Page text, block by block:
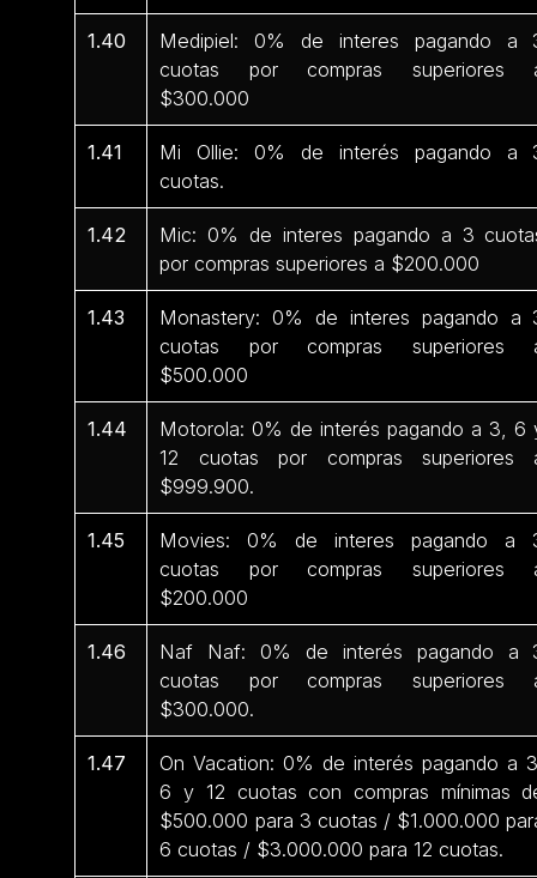
1.40
Medipiel: 0% de interes pagando a
cuotas por compras superiores
$300.000
1.41
Mi Ollie: 0% de interés pagando a
cuotas.
1.42
Mic: 0% de interes pagando a 3
por compras superiores a $200.000
1.43
Monastery: 0% de interes pagando a
cuotas por compras superiores
$500.000
1.44
Motorola: 0% de interés pagando a 3, 6
12 cuotas por compras superiores
$999.900.
1.45
Movies: 0% de interes pagando a
cuotas por compras superiores
$200.000
1.46
Naf Naf: 0% de interés pagando a
cuotas por compras superiores
$300.000.
1.47
On Vacation: 0% de interés pagando a
6 y 12 cuotas con compras mínimas
$500.000 para 3 cuotas / $1.000.000
6 cuotas / $3.000.000 para 12 cuotas.